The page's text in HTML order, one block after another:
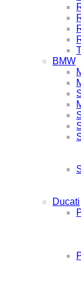
BMW
Ducati